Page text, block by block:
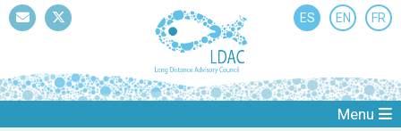
ES EN FR
Menu